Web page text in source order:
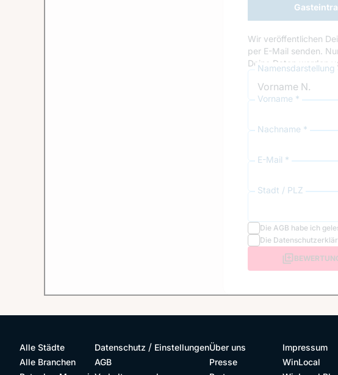
Wir veröffentlichen
per E-Mail senden.
Deine Daten werden
Namensdarstellung
Vorname *
Nachname *
E-Mail *
Stadt / PLZ
Die AGB habe ich
Die
Alle Städte
Alle Branchen
Datenschutz / Einstellungen
AGB
Über uns
Presse
Impressum
WinLocal